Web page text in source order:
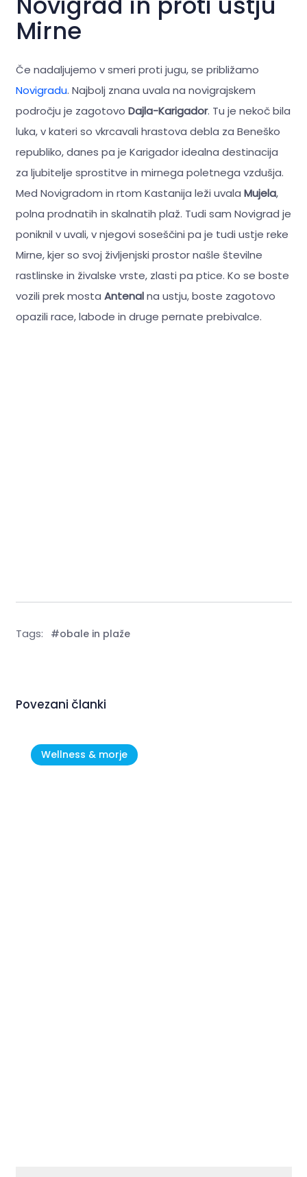
Mirne
Če nadaljujemo v smeri proti jugu, se približamo
Novigradu. Najbolj znana uvala na novigrajskem
področju je zagotovo Dajla-Karigador. Tu je nekoč bila
luka, v kateri so vkrcavali hrastova debla za Beneško
republiko, danes pa je Karigador idealna destinacija
za ljubitelje sprostitve in mirnega poletnega vzdušja.
Med Novigradom in rtom Kastanija leži uvala Mujela,
polna prodnatih in skalnatih plaž. Tudi sam Novigrad je
poniknil v uvali, v njegovi soseščini pa je tudi ustje reke
Mirne, kjer so svoj življenjski prostor našle številne
rastlinske in živalske vrste, zlasti pa ptice. Ko se boste
vozili prek mosta Antenalna ustju, boste zagotovo
opazili race, labode in druge pernate prebivalce.
Tags: #obale in plaže
Povezani članki
Wellness & morje